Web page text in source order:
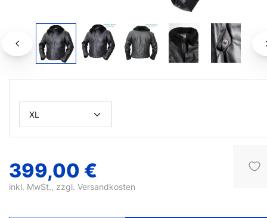
399,00 €
inkl. MwSt., zzgl. Versandkosten